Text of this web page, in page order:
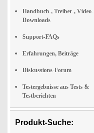
Handbuch-, Treiber-, Video-
Downloads
Support-FAQs
Erfahrungen, Beiträge
Diskussions-Forum
Testergebnisse aus Tests &
Testberichten
Produkt-Suche: